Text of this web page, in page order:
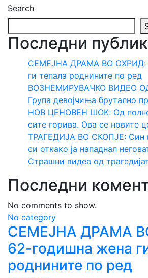
Search
Последни
СЕМЕЈНА ДРАМА ВО ОХРИД:
ги тепала роднините по ред
ВОЗНЕМИРУВАЧКО ВИДЕО
Група девојчиња брутално
НОВ ЦЕНОВЕН ШОК: Од
сите горива. Ова се новите
ТРАГЕДИЈА ВО СКОПЈЕ: Син
си откако ја нападнал
Страшни видеа од
Последни
No comments to show.
No category
СЕМЕЈНА ДРАМА
62-годишна жена
роднините по ред